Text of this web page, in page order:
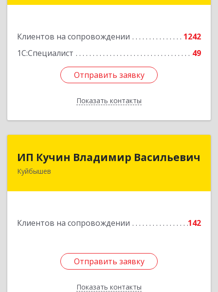
Клиентов на сопровождении
1242
1С:Специалист
49
Отправить заявку
Показать контакты
Отправить заявку
Назад
ИП Кучин Владимир Васильевич
Куйбышев
Клиентов на сопровождении 142
Отправить заявку
Показать контакты
632387, Новосибирская обл, Куйбышев г,
Отправить заявку
Назад